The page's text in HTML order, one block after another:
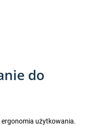
do
użytkowania.